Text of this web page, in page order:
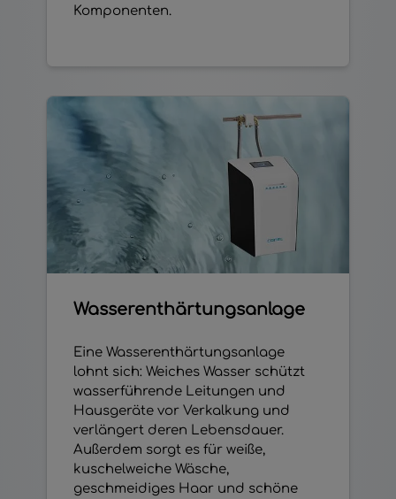
Komponenten.
Wasserenthärtungsanlage
Eine Wasserenthärtungsanlage
lohnt sich: Weiches Wasser schützt
wasserführende Leitungen und
Hausgeräte vor Verkalkung und
verlängert deren Lebensdauer.
Außerdem sorgt es für weiße,
kuschelweiche Wäsche,
geschmeidiges Haar und schöne